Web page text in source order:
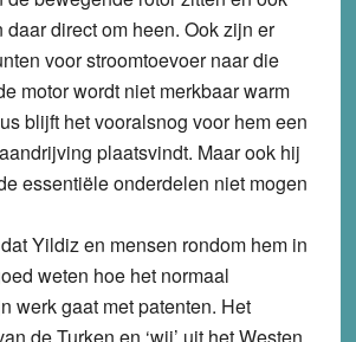
daar direct om heen. Ook zijn er
voor stroomtoevoer naar die
motor wordt niet merkbaar warm
blijft het vooralsnog voor hem een
plaatsvindt. Maar ook hij
essentiële onderdelen niet mogen
Yildiz en mensen rondom hem in
weten hoe het normaal
werk gaat met patenten. Het
de Turken en ‘wij’ uit het Westen